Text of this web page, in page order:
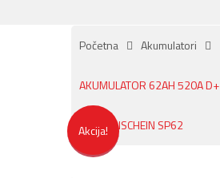
Početna Akumulatori
AKUMULATOR 62AH 520A D+
SONNENSCHEIN SP62
Akcija!